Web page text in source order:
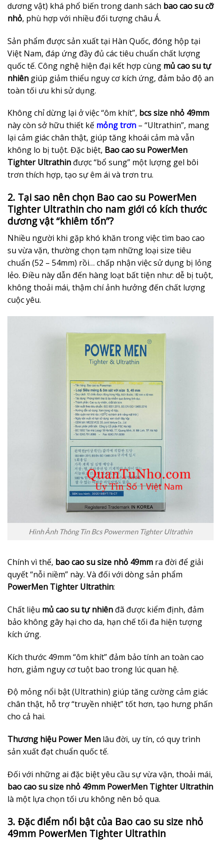
dương vật) khá phổ biến trong danh sách bao cao su cỡ
nhỏ, phù hợp với nhiều đối tượng châu Á.
Sản phẩm được sản xuất tại Hàn Quốc, đóng hộp tại
Việt Nam, đáp ứng đầy đủ các tiêu chuẩn chất lượng
quốc tế. Công nghệ hiện đại kết hợp cùng mủ cao su tự
nhiên giúp giảm thiểu nguy cơ kích ứng, đảm bảo độ an
toàn tối ưu khi sử dụng.
Không chỉ dừng lại ở việc “ôm khít”, bcs size nhỏ 49mm
này còn sở hữu thiết kế mỏng trơn – “Ultrathin”, mang
lại cảm giác chân thật, giúp tăng khoái cảm mà vẫn
không lo bị tuột. Đặc biệt, Bao cao su PowerMen
Tighter Ultrathin được “bổ sung” một lượng gel bôi
trơn thích hợp, tạo sự êm ái và trơn tru.
2. Tại sao nên chọn Bao cao su PowerMen
Tighter Ultrathin cho nam giới có kích thước
dương vật “khiêm tốn”?
Nhiều người khi gặp khó khăn trong việc tìm bao cao
su vừa vặn, thường chọn tạm những loại size tiêu
chuẩn (52 – 54mm) rồi… chấp nhận việc sử dụng bị lỏng
lẻo. Điều này dẫn đến hàng loạt bất tiện như: dễ bị tuột,
không thoải mái, thậm chí ảnh hưởng đến chất lượng
cuộc yêu.
Hình Ảnh Thông Tin Bcs Powermen Tighter Ultrathin
Chính vì thế, bao cao su size nhỏ 49mm ra đời để giải
quyết “nỗi niềm” này. Và đối với dòng sản phẩm
PowerMen Tighter Ultrathin:
Chất liệu mủ cao su tự nhiên đã được kiểm định, đảm
bảo không gây hại cho da, hạn chế tối đa hiện tượng
kích ứng.
Kích thước 49mm “ôm khít” đảm bảo tính an toàn cao
hơn, giảm nguy cơ tuột bao trong lúc quan hệ.
Độ mỏng nổi bật (Ultrathin) giúp tăng cường cảm giác
chân thật, hỗ trợ “truyền nhiệt” tốt hơn, tạo hưng phấn
cho cả hai.
Thương hiệu Power Men lâu đời, uy tín, có quy trình
sản xuất đạt chuẩn quốc tế.
Đối với những ai đặc biệt yêu cầu sự vừa vặn, thoải mái,
bao cao su size nhỏ 49mm PowerMen Tighter Ultrathin
là một lựa chọn tối ưu không nên bỏ qua.
3. Đặc điểm nổi bật của Bao cao su size nhỏ
49mm PowerMen Tighter Ultrathin